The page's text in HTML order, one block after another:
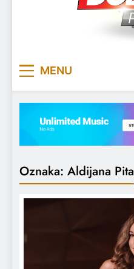
MENU
Oznaka: Aldijana Pita